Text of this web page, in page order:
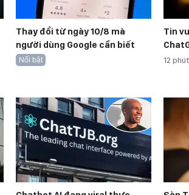
Thay đổi từ ngày 10/8 mà
người dùng Google cần biết
Nổi bật
Tin
12